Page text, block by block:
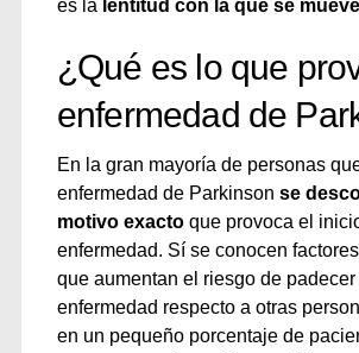
es la lentitud con la que se
¿Qué es lo que
enfermedad de
En la gran mayoría de personas
enfermedad de Parkinson se
motivo exacto que provoca el
enfermedad. Sí se conocen
que aumentan el riesgo de padecer
enfermedad respecto a otras
en un pequeño porcentaje de